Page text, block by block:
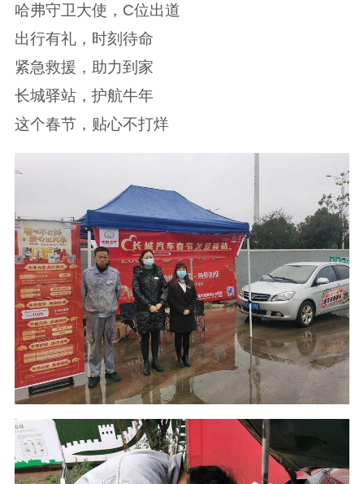
哈弗守卫大使，C位出道
出行有礼，时刻待命
紧急救援，助力到家
长城驿站，护航牛年
这个春节，贴心不打烊